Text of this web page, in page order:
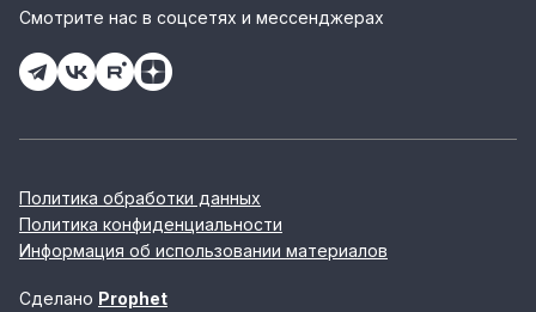
Смотрите нас в соцсетях и мессенджерах
Политика обработки данных
Политика конфиденциальности
Информация об использовании материалов
Сделано Prophet